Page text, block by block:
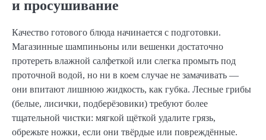
и просушивание
Качество готового блюда начинается с подготовки.
Магазинные шампиньоны или вешенки достаточно
протереть влажной салфеткой или слегка промыть под
проточной водой, но ни в коем случае не замачивать —
они впитают лишнюю жидкость, как губка. Лесные грибы
(белые, лисички, подберёзовики) требуют более
тщательной чистки: мягкой щёткой удалите грязь,
обрежьте ножки, если они твёрдые или повреждённые.